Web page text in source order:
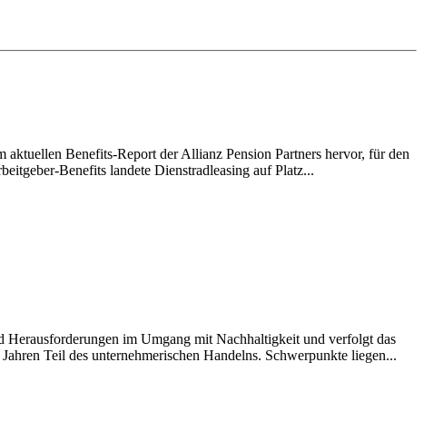
Benefits-Report der Allianz Pension Partners hervor, für den
Benefits landete Dienstradleasing auf Platz...
im Umgang mit Nachhaltigkeit und verfolgt das
Teil des unternehmerischen Handelns. Schwerpunkte liegen...